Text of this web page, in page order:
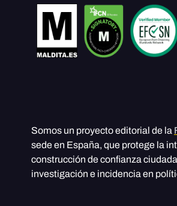
Somos un proyecto editorial de la
sede en España, que protege la
construcción de confianza
investigación e incidencia en